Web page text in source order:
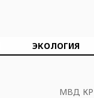
ЭКОЛОГИЯ
МВД КР